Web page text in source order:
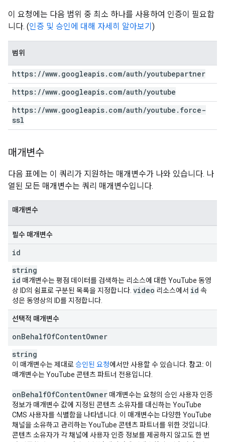
이 요청에는 다음 범위 중 최소 하나를 사용하여 인증이 필요합
니다. (인증 및 승인에 대해 자세히 알아보기 )
범위
https: //www. googleapis. com/auth/youtubepartner
https: //www. googleapis. com/auth/youtube
https: //www. googleapis. com/auth/youtube . force-
ssl
매개변수
다음 표에는 이 쿼리가 지원하는 매개변수가 나와 있습니다. 나
열된 모든 매개변수는 쿼리 매개변수입니다.
매개변수
필수 매개변수
id
string
id 매개변수는 평점 데이터를 검색하는 리소스에 대한 YouTube 동영
상 ID의 쉼표로 구분된 목록을 지정합니다. video 리소스에서 id 속
성은 동영상의 ID를 지정합니다.
선택적 매개변수
onBehalfOfContentOwner
string
이 매개변수는 제대로승인된 요청에서만 사용할 수 있습니다. 참고: 이
매개변수는 YouTube 콘텐츠 파트너 전용입니다.
onBehalfOfContentOwner 매개변수는 요청의 승인 사용자 인증
정보가 매개변수 값에 지정된 콘텐츠 소유자를 대신하는 YouTube
CMS 사용자를 식별함을 나타냅니다. 이 매개변수는 다양한 YouTube
채널을 소유하고 관리하는 YouTube 콘텐츠 파트너를 위한 것입니다.
콘텐츠 소유자가 각 채널에 사용자 인증 정보를 제공하지 않고도 한 번